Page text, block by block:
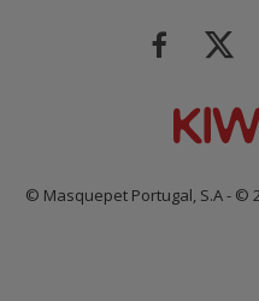
© Masquepet Portugal, S.A - ©